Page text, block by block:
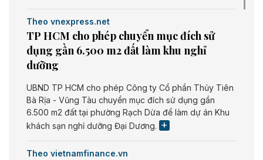
Theo vnexpress.net
TP HCM cho phép chuyển mục đích sử
dụng gần 6.500 m2 đất làm khu nghỉ
dưỡng
UBND TP HCM cho phép Công ty Cổ phần Thủy Tiên
Bà Rịa - Vũng Tàu chuyển mục đích sử dụng gần
6.500 m2 đất tại phường Rạch Dừa để làm dự án Khu
khách sạn nghỉ dưỡng Đại Dương.
Theo vietnamfinance.vn